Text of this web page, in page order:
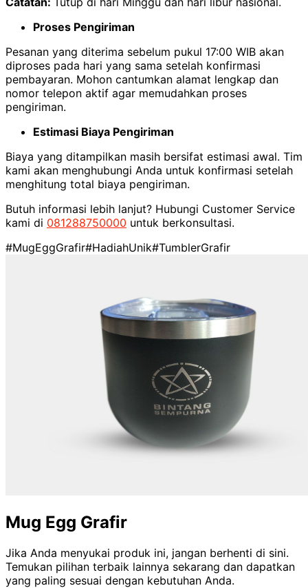
Proses Pengiriman
Pesanan yang diterima sebelum pukul 17:00 WIB akan
diproses pada hari yang sama setelah konfirmasi
pembayaran. Mohon cantumkan alamat lengkap dan
nomor telepon aktif agar memudahkan proses
pengiriman.
Estimasi Biaya Pengiriman
Biaya yang ditampilkan masih bersifat estimasi awal. Tim
kami akan menghubungi Anda untuk konfirmasi setelah
menghitung total biaya pengiriman.
Butuh informasi lebih lanjut? Hubungi Customer Service
kami di 081288750000 untuk berkonsultasi.
#MugEggGrafir#HadiahUnik#TumblerGrafir
Mug Egg Grafir
Jika Anda menyukai produk ini, jangan berhenti di sini.
Temukan pilihan terbaik lainnya sekarang dan dapatkan
yang paling sesuai dengan kebutuhan Anda.